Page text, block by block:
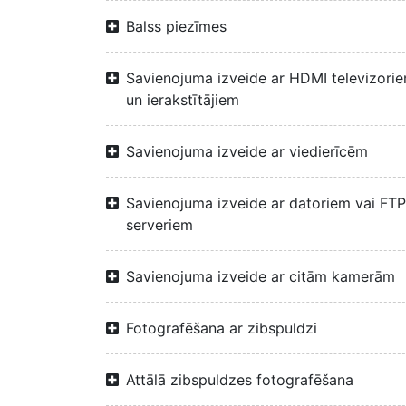
Balss piezīmes
Savienojuma izveide ar HDMI
un ierakstītājiem
Savienojuma izveide ar viedierīcēm
Savienojuma izveide ar datoriem vai FTP
serveriem
Savienojuma izveide ar citām kamerām
Fotografēšana ar zibspuldzi
Attālā zibspuldzes fotografēšana